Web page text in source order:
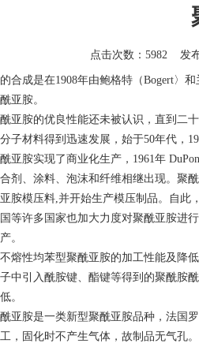
点击次数：5982 发
合成是在1908年由鲍格特（Bogert〉
亚胺。
亚胺的优良性能还未被认识，直到二
子材料得到迅速发展，始于50年代，
亚胺实现了商业化生产，1961年
剂、涂料、泡沫和纤维相继出现。聚
胺模压料,并开始生产模压制品。自此
等许多国家也加大力度对聚酰亚胺进
。
熔性均苯型聚酰亚胺的加工性能及降
中引入酰胺键、酯键等得到的聚酰胺
。
亚胺是一类新型聚酰亚胺品种，法国
，固化时不产生气体，故制品无气孔